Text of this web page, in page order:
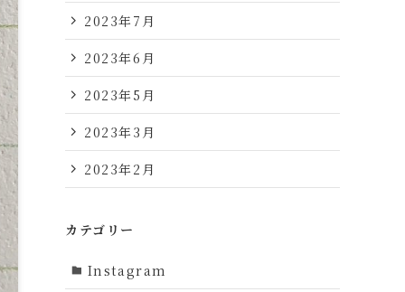
2023年7月
2023年6月
2023年5月
2023年3月
2023年2月
カテゴリー
Instagram